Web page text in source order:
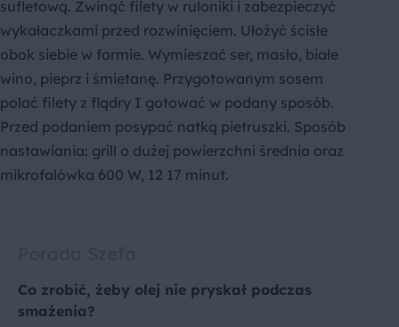
sufletową. Zwinąć filety w ruloniki i zabezpieczyć
wykałaczkami przed rozwinięciem. Ułożyć ścisłe
obok siebie w formie. Wymieszać ser, masło, białe
wino, pieprz i śmietanę. Przygotowanym sosem
polać filety z flądry I gotować w podany sposób.
Przed podaniem posypać natką pietruszki. Sposób
nastawiania: grill o dużej powierzchni średnio oraz
mikrofalówka 600 W, 12 17 minut.
Co zrobić, żeby olej nie pryskał podczas
smażenia?